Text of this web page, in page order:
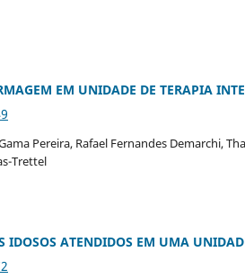
EM UNIDADE DE TERAPIA
Pereira, Rafael Fernandes Demarchi,
Trettel
IDOSOS ATENDIDOS EM UMA